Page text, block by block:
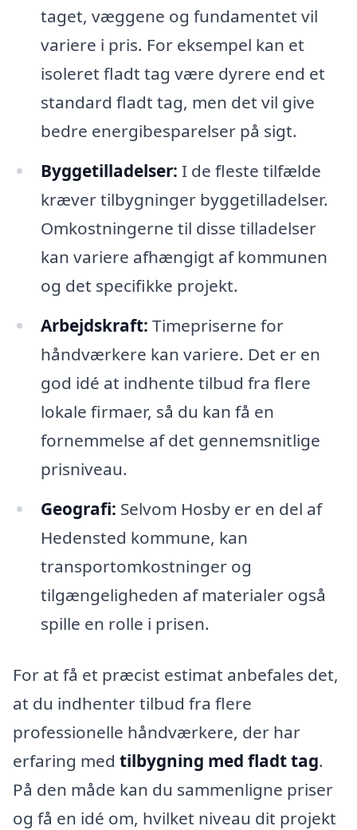
taget, væggene og fundamentet vil
variere i pris. For eksempel kan et
isoleret fladt tag være dyrere end et
standard fladt tag, men det vil give
bedre energibesparelser på sigt.
Byggetilladelser: I de fleste tilfælde
kræver tilbygninger byggetilladelser.
Omkostningerne til disse tilladelser
kan variere afhængigt af kommunen
og det specifikke projekt.
Arbejdskraft: Timepriserne for
håndværkere kan variere. Det er en
god idé at indhente tilbud fra flere
lokale firmaer, så du kan få en
fornemmelse af det gennemsnitlige
prisniveau.
Geografi: Selvom Hosby er en del af
Hedensted kommune, kan
transportomkostninger og
tilgængeligheden af materialer også
spille en rolle i prisen.
For at få et præcist estimat anbefales det,
at du indhenter tilbud fra flere
professionelle håndværkere, der har
erfaring med tilbygning med fladt tag.
På den måde kan du sammenligne priser
og få en idé om, hvilket niveau dit projekt